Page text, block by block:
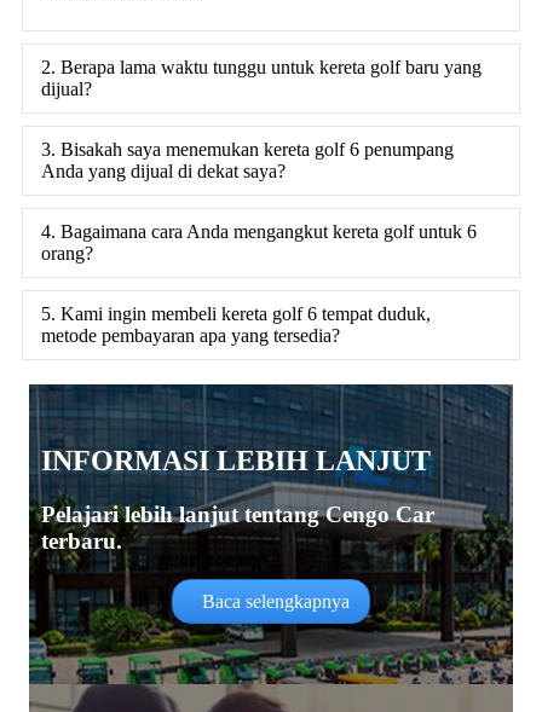
2. Berapa lama waktu tunggu untuk kereta golf baru yang
dijual?
3. Bisakah saya menemukan kereta golf 6 penumpang
Anda yang dijual di dekat saya?
4. Bagaimana cara Anda mengangkut kereta golf untuk 6
orang?
5. Kami ingin membeli kereta golf 6 tempat duduk,
metode pembayaran apa yang tersedia?
INFORMASI LEBIH LANJUT
Pelajari lebih lanjut tentang Cengo Car
terbaru.
Baca selengkapnya